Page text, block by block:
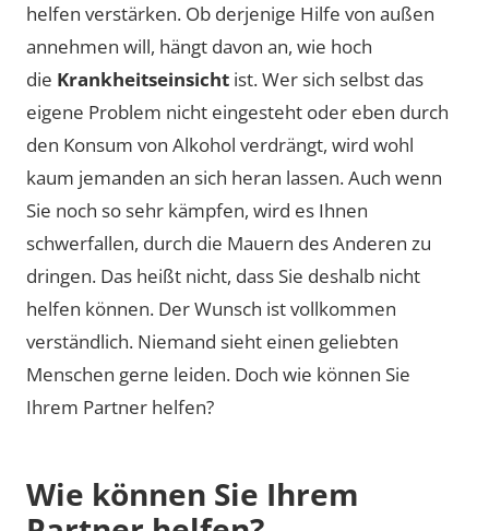
helfen verstärken. Ob derjenige Hilfe von außen
annehmen will, hängt davon an, wie hoch
die Krankheitseinsicht ist. Wer sich selbst das
eigene Problem nicht eingesteht oder eben durch
den Konsum von Alkohol verdrängt, wird wohl
kaum jemanden an sich heran lassen. Auch wenn
Sie noch so sehr kämpfen, wird es Ihnen
schwerfallen, durch die Mauern des Anderen zu
dringen. Das heißt nicht, dass Sie deshalb nicht
helfen können. Der Wunsch ist vollkommen
verständlich. Niemand sieht einen geliebten
Menschen gerne leiden. Doch wie können Sie
Ihrem Partner helfen?
Wie können Sie Ihrem